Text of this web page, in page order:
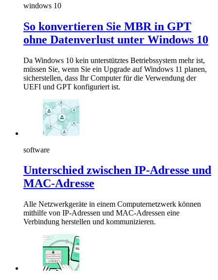
windows 10
So konvertieren Sie MBR in GPT
ohne Datenverlust unter Windows 10
Da Windows 10 kein unterstütztes Betriebssystem mehr ist,
müssen Sie, wenn Sie ein Upgrade auf Windows 11 planen,
sicherstellen, dass Ihr Computer für die Verwendung der
UEFI und GPT konfiguriert ist.
software
Unterschied zwischen IP-Adresse und
MAC-Adresse
Alle Netzwerkgeräte in einem Computernetzwerk können
mithilfe von IP-Adressen und MAC-Adressen eine
Verbindung herstellen und kommunizieren.